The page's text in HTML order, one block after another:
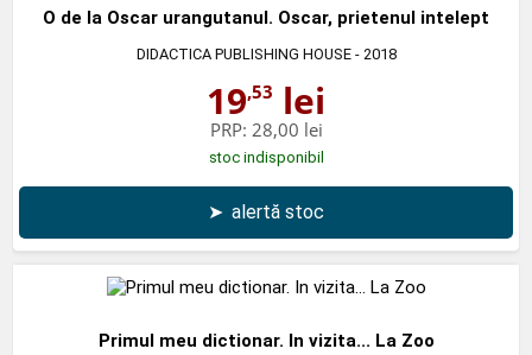
O de la Oscar urangutanul. Oscar, prietenul intelept
DIDACTICA PUBLISHING HOUSE- 2018
19,53 lei
PRP: 28,00 lei
stoc indisponibil
➤ alertă stoc
Primul meu dictionar. In vizita... La Zoo